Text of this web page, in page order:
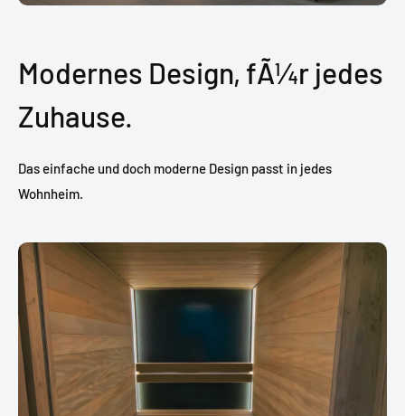
Modernes Design, fÃ¼r jedes
Zuhause.
Das einfache und doch moderne Design passt in jedes
Wohnheim.